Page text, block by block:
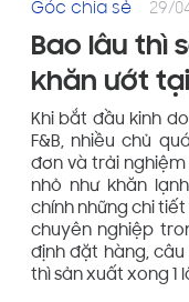
Góc chia sẻ
29/
Bao lâu thì
khăn ướt
Khi bắt đầu kinh
F&B, nhiều chủ
đơn và trải
nhỏ như khăn
chính những chi
chuyên nghiệp
định đặt hàng,
thì sản xuất xong 1